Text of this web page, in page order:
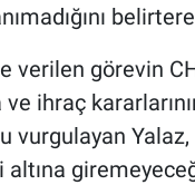
verilen görevin
ihraç
vurgulayan
altına